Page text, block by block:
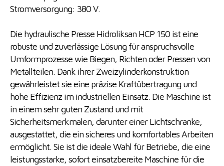
Stromversorgung: 380 V.
Die hydraulische Presse Hidroliksan HCP 150 ist eine
robuste und zuverlässige Lösung für anspruchsvolle
Umformprozesse wie Biegen, Richten oder Pressen von
Metallteilen. Dank ihrer Zweizylinderkonstruktion
gewährleistet sie eine präzise Kraftübertragung und
hohe Effizienz im industriellen Einsatz. Die Maschine ist
in einem sehr guten Zustand und mit
Sicherheitsmerkmalen, darunter einer Lichtschranke,
ausgestattet, die ein sicheres und komfortables Arbeiten
ermöglicht. Sie ist die ideale Wahl für Betriebe, die eine
leistungsstarke, sofort einsatzbereite Maschine für die